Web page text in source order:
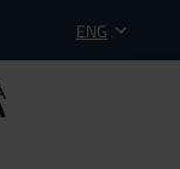
ENG